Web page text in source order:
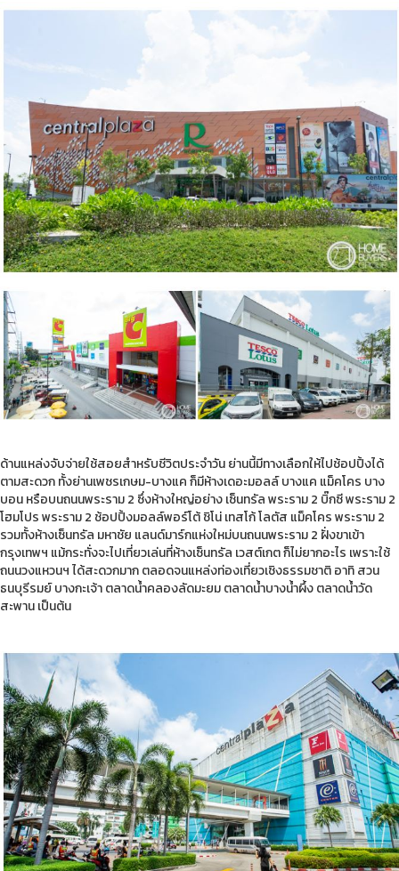
ด้านแหล่งจับจ่ายใช้สอยสำหรับชีวิตประจำวัน ย่านนี้มีทางเลือกให้ไปช้อปปิ้งได้
ตามสะดวก ทั้งย่านเพชรเกษม-บางแค ก็มีห้างเดอะมอลล์ บางแค แม็คโคร บาง
บอน หรือบนถนนพระราม 2 ซึ่งห้างใหญ่อย่าง เซ็นทรัล พระราม 2 บิ๊กซี พระราม 2
โฮมโปร พระราม 2 ช้อปปิ้งมอลล์พอร์โต้ ชิโน่ เทสโก้ โลตัส แม็คโคร พระราม 2
รวมทั้งห้างเซ็นทรัล มหาชัย แลนด์มาร์กแห่งใหม่บนถนนพระราม 2 ฝั่งขาเข้า
กรุงเทพฯ แม้กระทั่งจะไปเที่ยวเล่นที่ห้างเซ็นทรัล เวสต์เกต ก็ไม่ยากอะไร เพราะใช้
ถนนวงแหวนฯ ได้สะดวกมาก ตลอดจนแหล่งท่องเที่ยวเชิงธรรมชาติ อาทิ สวน
ธนบุรีรมย์ บางกะเจ้า ตลาดน้ำคลองลัดมะยม ตลาดน้ำบางน้ำผึ้ง ตลาดน้ำวัด
สะพาน เป็นต้น